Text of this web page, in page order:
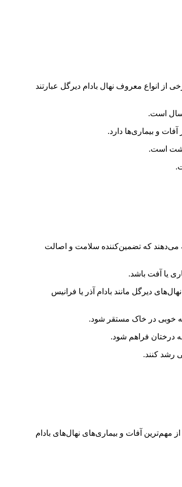
از انواع معروف نهال بادام دیرگل عبارتند
می‌دهند که تضمین‌کننده سلامت و اصالت
یا آفت باشد.
دیرگل مانند بادام آذر یا فرانیس
به خوبی در خاک مستقر شود.
رشد کنند.
مهم‌ترین آفات و بیماری‌های نهال‌های بادام